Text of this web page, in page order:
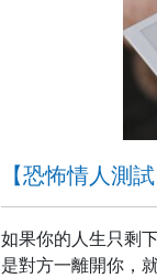
【恐怖情人測
如果你的人生只剩
是對方一離開你，